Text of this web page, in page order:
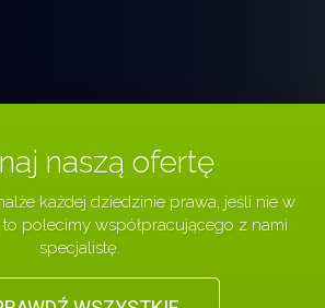
naszą ofertę
każdej dziedzinie prawa, jeśli nie w
to polecimy współpracującego z nami
specjalistę.